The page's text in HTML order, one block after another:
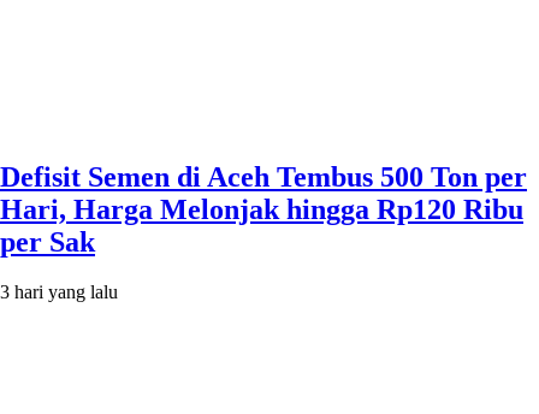
Defisit Semen di Aceh Tembus 500 Ton per
Hari, Harga Melonjak hingga Rp120 Ribu
per Sak
3 hari yang lalu